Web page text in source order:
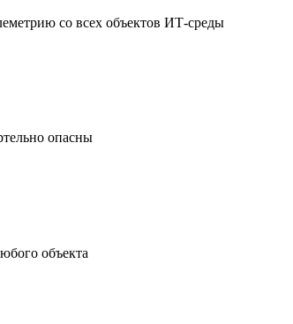
со всех объектов ИТ-среды
опасны
объекта